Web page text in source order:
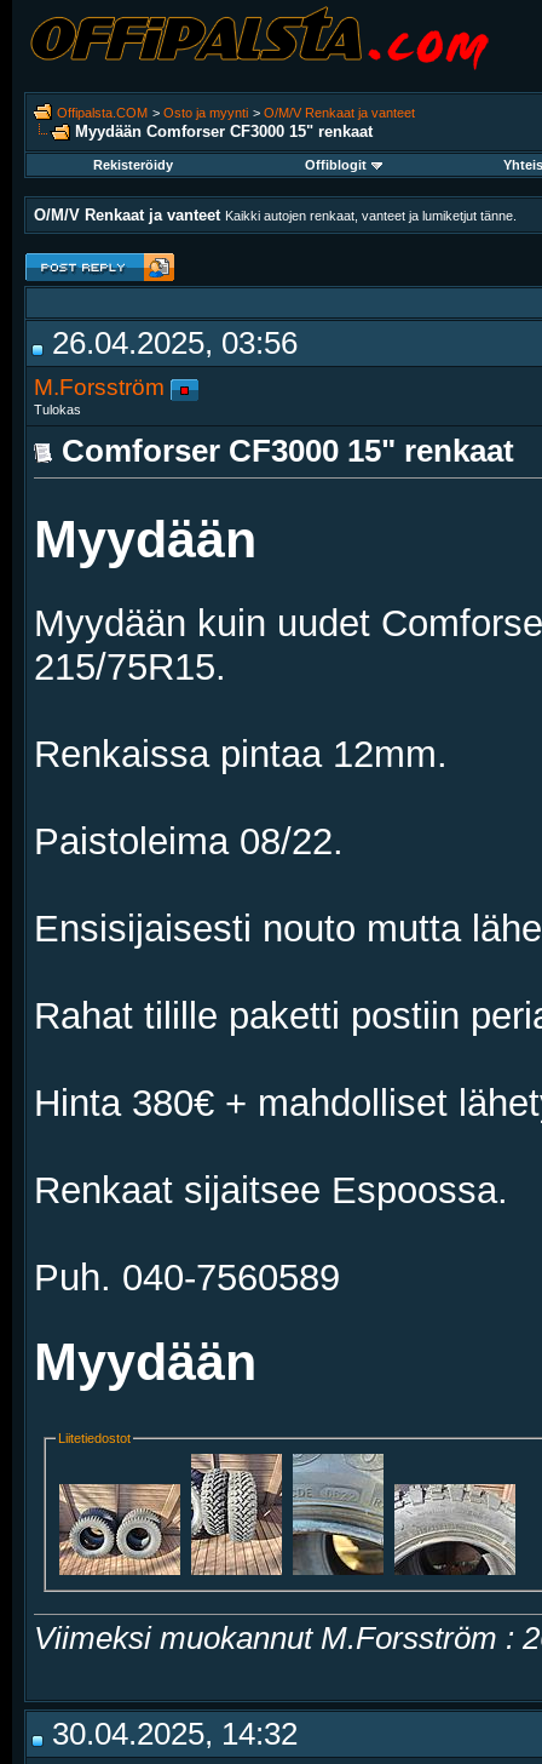
Offipalsta.COM > Osto ja myynti > O/M/V Renkaat ja vanteet
Myydään Comforser CF3000 15" renkaat
Rekisteröidy Offiblogit
O/M/V Renkaat ja vanteet Kaikki autojen renkaat, vanteet ja lumiketjut tänne.
26.04.2025, 03:56
M.Forsström
Tulokas
Comforser CF3000 15" renkaat
Myydään
Myydään kuin uudet
215/75R15.
Renkaissa pintaa 12mm.
Paistoleima 08/22.
Ensisijaisesti nouto mutta
Rahat tilille paketti postiin
Hinta 380€ + mahdolliset
Renkaat sijaitsee Espoossa.
Puh. 040-7560589
Myydään
Liitetiedostot
Viimeksi muokannut M.Forsström :
30.04.2025, 14:32